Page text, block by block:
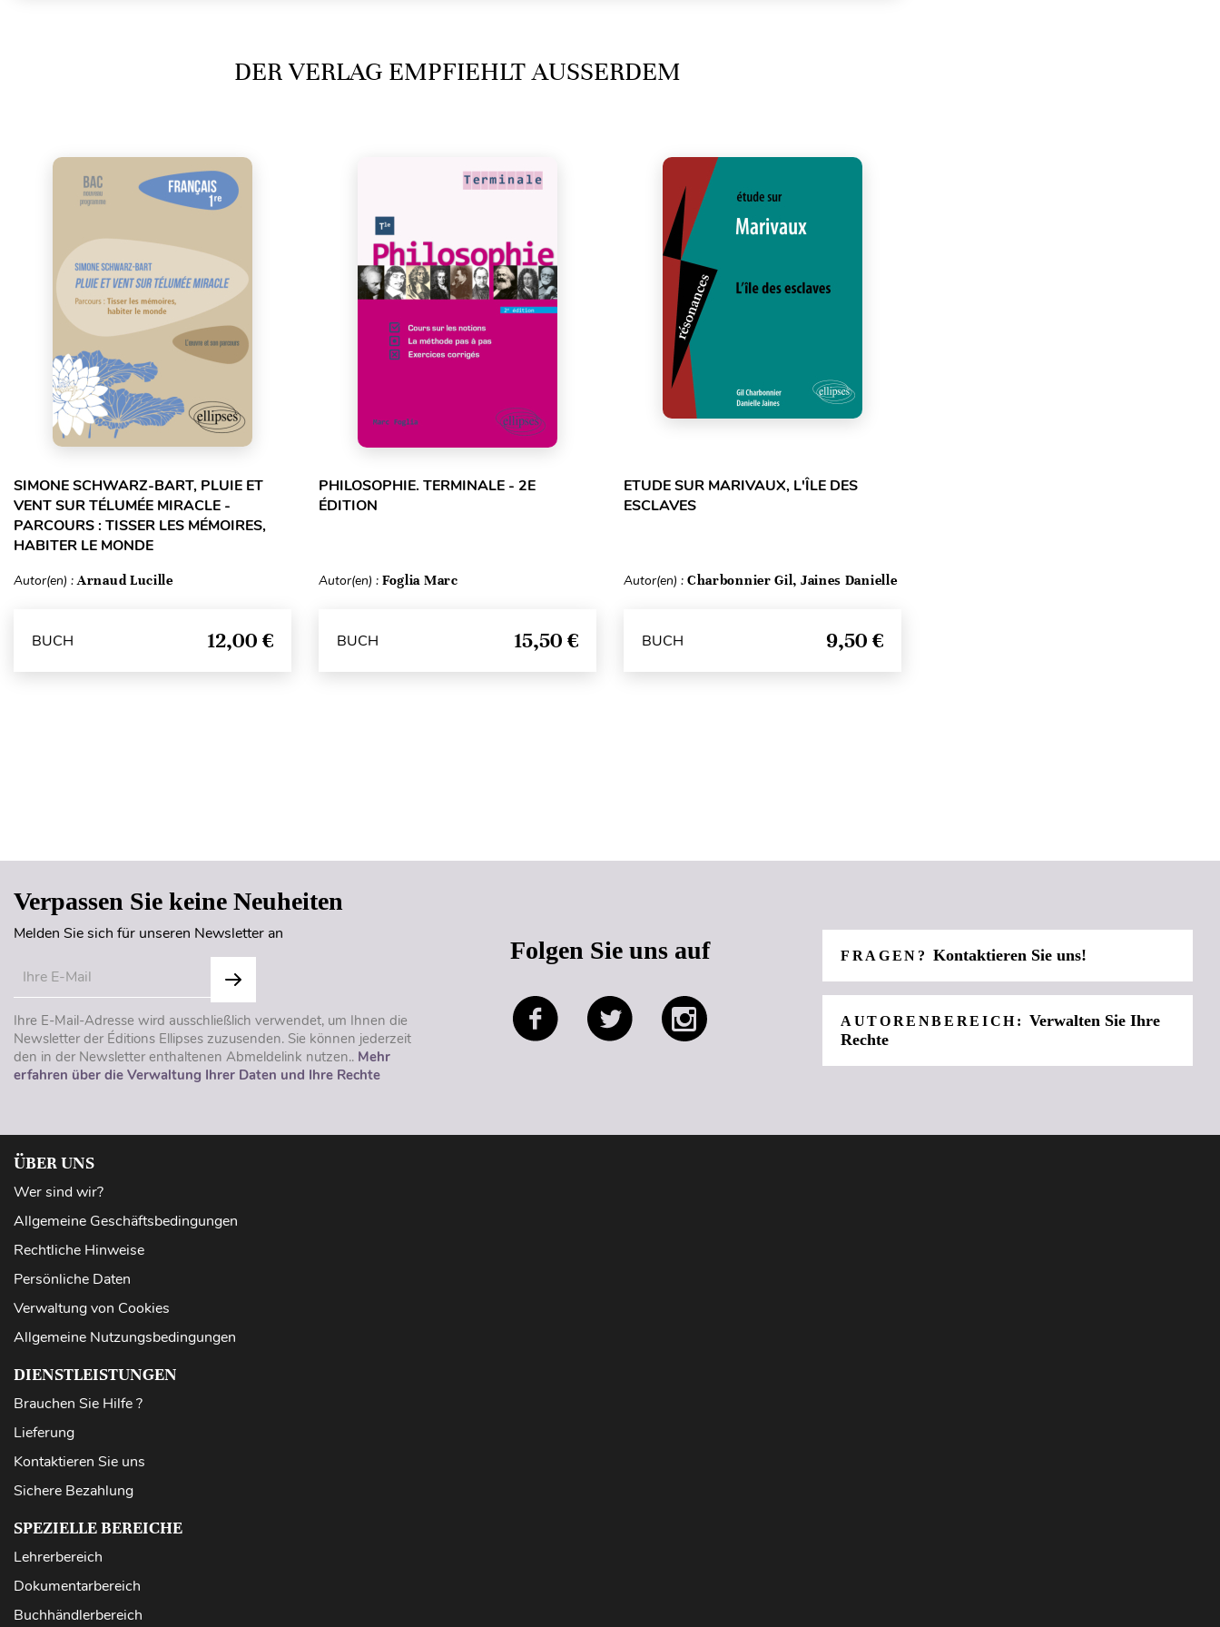
DER VERLAG EMPFIEHLT AUSSERDEM
SIMONE SCHWARZ-BART, PLUIE ET
VENT SUR TÉLUMÉE MIRACLE -
PARCOURS : TISSER LES MÉMOIRES,
HABITER LE MONDE
Autor(en) :Arnaud Lucille
BUCH 12,00 €
PHILOSOPHIE. TERMINALE - 2E
ÉDITION
Autor(en) : Foglia Marc
BUCH 15,50 €
ETUDE SUR MARIVAUX, L'ÎLE DES
ESCLAVES
Autor(en) : Charbonnier Gil, Jaines Danielle
BUCH 9,50 €
Verpassen Sie keine Neuheiten
Melden Sie sich für unseren Newsletter an
Ihre E-Mail-Adresse wird ausschließlich verwendet, um Ihnen die
Newsletter der Éditions Ellipses zuzusenden. Sie können jederzeit
den in der Newsletter enthaltenen Abmeldelink nutzen.. Mehr
erfahren über die Verwaltung Ihrer Daten und Ihre Rechte
Folgen Sie uns auf FRAGEN?Kontaktieren Sie uns!
AUTORENBEREICH:Verwalten Sie Ihre
Rechte
ÜBER UNS
Wer sind wir?
Allgemeine Geschäftsbedingungen
Rechtliche Hinweise
Persönliche Daten
Verwaltung von Cookies
Allgemeine Nutzungsbedingungen
DIENSTLEISTUNGEN
Brauchen Sie Hilfe ?
Lieferung
Kontaktieren Sie uns
Sichere Bezahlung
SPEZIELLE BEREICHE
Lehrerbereich
Dokumentarbereich
Buchhändlerbereich